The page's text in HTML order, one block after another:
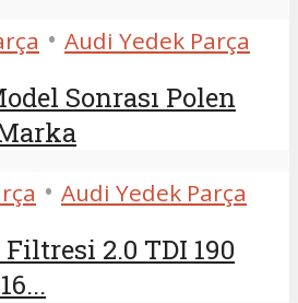
• Audi Yedek Parça
Sonrası Polen
• Audi Yedek Parça
2.0 TDI 190